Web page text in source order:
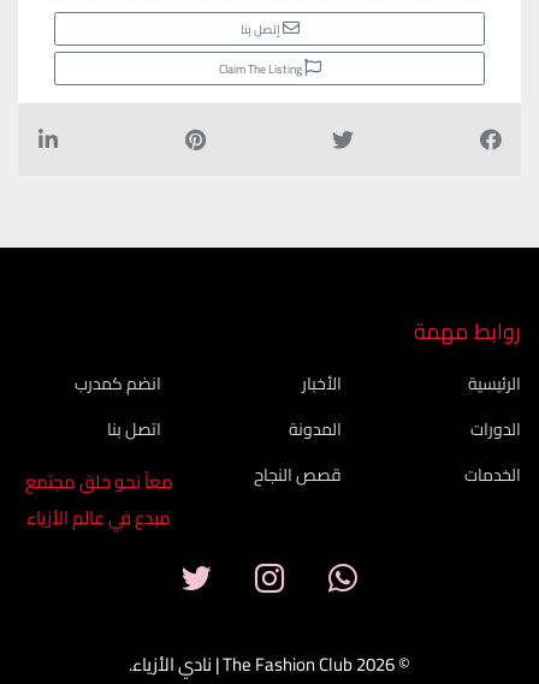
إتصل بنا
Claim The Listing
روابط مهمة
الرئيسية
الدورات
الخدمات
الأخبار
المدونة
قصص النجاح
انضم كمدرب
اتصل بنا
معاً نحو خلق مجتمع
مبدع في عالم الأزياء
© 2026 The Fashion Club | نادي الأزياء.